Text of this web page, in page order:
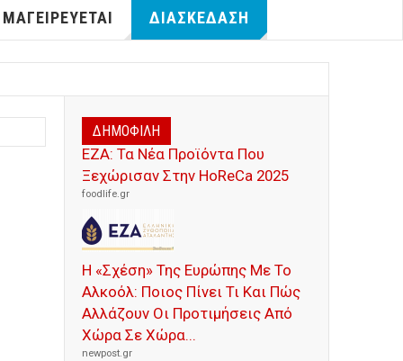
ΔΙΑΣΚΕΔΑΣΗ
ΔΗΜΟΦΙΛΗ
ΕΖΑ: Τα Νέα Προϊόντα Που
Ξεχώρισαν Στην HoReCa 2025
foodlife.gr
Η «Σχέση» Της Ευρώπης Με Το
Αλκοόλ: Ποιος Πίνει Τι Και Πώς
Αλλάζουν Οι Προτιμήσεις Από
Χώρα Σε Χώρα...
newpost.gr